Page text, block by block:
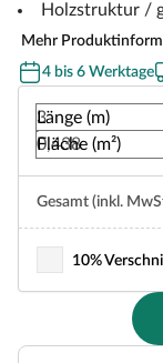
Holzstruktur /
Mehr
4 bis 6 Werktage
Länge (m)
Fläche (m²)
Gesamt (inkl.
10%